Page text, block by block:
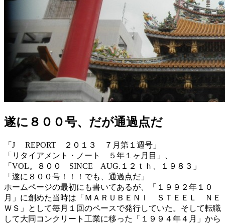
遂に８００号、だが通過点だ
「J REPORT ２０１３ ７月第１週号」
「リタイアメント・ノート ５年１ヶ月目」、
「VOL。８００ SINCE AUG.１２ｔｈ、１９８３」
「遂に８００号！！！でも、通過点だ」
ホームページの最初にも書いてあるが、「１９９２年１０
月」に創めた当時は「ＭＡＲＵＢＥＮＩ ＳＴＥＥＬ ＮＥ
ＷＳ」として毎月１回のペースで発行していた。そして転職
して大同コンクリート工業に移った「１９９４年４月」から